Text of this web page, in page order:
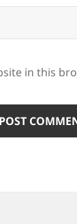
in this